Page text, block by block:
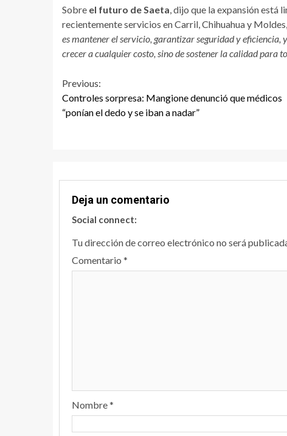
Sobre el futuro de Saeta, dijo que la expansión está
recientemente servicios en Carril, Chihuahua y
es mantener el servicio, garantizar seguridad y
crecer a cualquier costo, sino de sostener la calidad para
Continue
Reading
Previous:
Controles sorpresa: Mangione denunció que médicos
“ponían el dedo y se iban a nadar”
Deja un comentario
Social connect:
Tu dirección de correo electrónico no será
Comentario *
Nombre*